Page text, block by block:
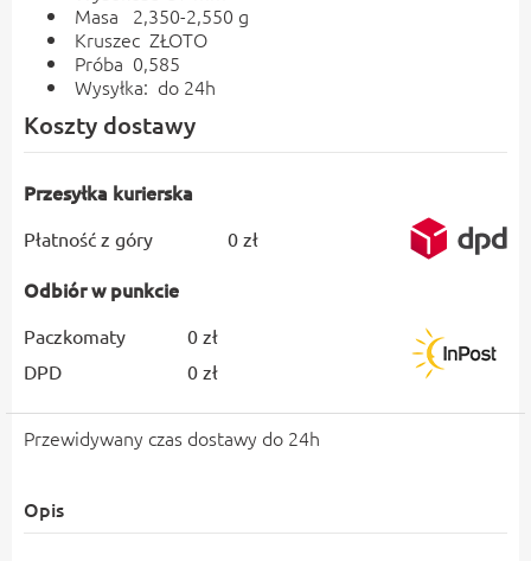
Masa 2,350-2,550 g
Kruszec ZŁOTO
Próba 0,585
Wysyłka: do 24h
Koszty dostawy
Przesyłka kurierska
Płatność z góry 0 zł
Odbiór w punkcie
Paczkomaty
0 zł
DPD
0 zł
Przewidywany czas dostawy do 24h
Opis